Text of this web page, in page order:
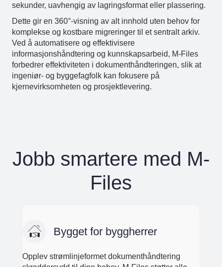
sekunder, uavhengig av lagringsformat eller plassering.
Dette gir en 360°-visning av alt innhold uten behov for
komplekse og kostbare migreringer til et sentralt arkiv.
Ved å automatisere og effektivisere
informasjonshåndtering og kunnskapsarbeid, M-Files
forbedrer effektiviteten i dokumenthåndteringen, slik at
ingeniør- og byggefagfolk kan fokusere på
kjernevirksomheten og prosjektlevering.
Jobb smartere med M-
Files
Bygget for byggherrer
Opplev strømlinjeformet dokumenthåndtering